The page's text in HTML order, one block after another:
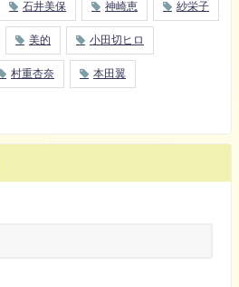
石井美保 神崎恵 紗栄子
美的 小田切ヒロ
村重杏奈 本田翼